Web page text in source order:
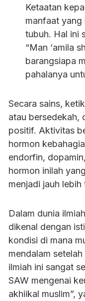
Ketaatan
manfaat yang
tubuh. Hal ini
“Man ‘amila
barangsiapa
pahalanya
Secara sains,
atau bersedekah,
positif. Aktivitas
hormon
endorfin,
hormon inilah
menjadi jauh
Dalam dunia
dikenal dengan
kondisi di mana
mendalam
ilmiah ini sangat
SAW mengenai
akhiikal muslim”,